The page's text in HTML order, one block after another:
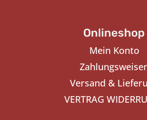
Onlineshop
Mein Konto
Versand &
VERTRAG